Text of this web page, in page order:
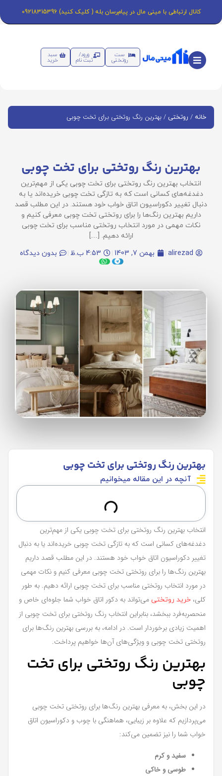
کانال ارتباطی با مینی مال در پیام‌رسان بله ( کلیک کنید) 09218315396
ست
روتختی
ورود/
ثبت نام
سبد
خرید
خانه / روتختی / بهترین رنگ روتختی برای تخت چوبی
بهترین رنگ روتختی برای تخت چوبی
انتخاب بهترین رنگ روتختی برای تخت چوبی یکی از مهم‌ترین
دغدغه‌های کسانی است که به تازگی تخت چوبی خریده‌اند یا به
دنبال تغییر دکوراسیون اتاق خواب خود هستند. در این مطلب قصد
داریم بهترین رنگ‌ها را برای روتختی تخت چوبی معرفی کنیم و
نکات مهمی در مورد انتخاب روتختی مناسب برای تخت چوبی
ارائه دهیم. […]
alirezad
بهمن 7, 1403 4:53 ب.ظ بدون دیدگاه
بهترین رنگ روتختی برای تخت چوبی
آنچه در این مقاله میخوانیم
انتخاب بهترین رنگ روتختی برای تخت چوبی یکی از مهم‌ترین
دغدغه‌های کسانی است که به تازگی تخت چوبی خریده‌اند یا به دنبال
تغییر دکوراسیون اتاق خواب خود هستند. در این مطلب قصد داریم
بهترین رنگ‌ها را برای روتختی تخت چوبی معرفی کنیم و نکات مهمی
در مورد انتخاب روتختی مناسب برای تخت چوبی ارائه دهیم. به طور
کلی، خرید روتختی می‌تواند به دکور اتاق خواب شما جلوه‌ای خاص و
منحصربه‌فرد ببخشد، بنابراین انتخاب رنگ روتختی برای تخت چوبی از
اهمیت زیادی برخوردار است. در ادامه، به بررسی بهترین رنگ‌ها برای
روتختی تخت چوبی و ویژگی‌های آن‌ها خواهیم پرداخت.
بهترین رنگ روتختی برای تخت
چوبی
در این بخش، به معرفی بهترین رنگ‌ها برای روتختی تخت چوبی
می‌پردازیم که علاوه بر زیبایی، هماهنگی با چوب و دکوراسیون اتاق
خواب شما را نیز تضمین می‌کند:
سفید و کرم
طوسی و خاکی